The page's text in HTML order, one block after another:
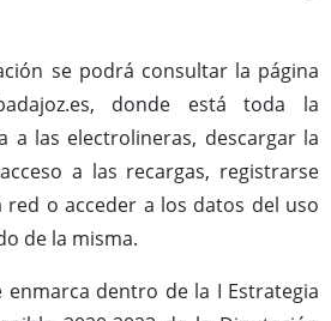
se podrá consultar la página
donde está toda la
a las electrolineras, descargar la
a las recargas, registrarse
o acceder a los datos del uso
de la misma.
enmarca dentro de la I Estrategia